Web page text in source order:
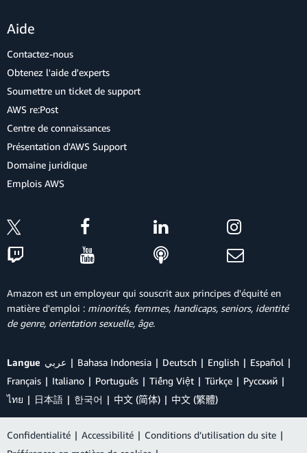
Aide
Contactez-nous
Obtenez l'aide d'experts
Soumettre un ticket de support
AWS re:Post
Centre de connaissances
Présentation d'AWS Support
Domaine juridique
Emplois AWS
Amazon est un employeur qui souscrit aux principes d'équité en
matière d'emploi : minorités, femmes, handicaps, seniors, identité
de genre, orientation sexuelle, âge.
Langue عربي Bahasa Indonesia Deutsch English
Español
Français
Italiano Português Tiếng Việt Türkçe
Ρусский
ไทย
日本語 한국어 中文 (简体) 中文 (繁體)
Confidentialité | Accessibilité | Conditions d’utilisation du site |